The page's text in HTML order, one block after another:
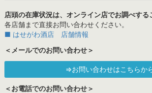
店頭の在庫状況は、オンライン店でお調べする
各店舗まで直接お問い合わせください。
■ はせがわ酒店 店舗情報
＜メールでのお問い合わせ＞
⇒お問い合わせはこちらか
＜お電話でのお問い合わせ＞